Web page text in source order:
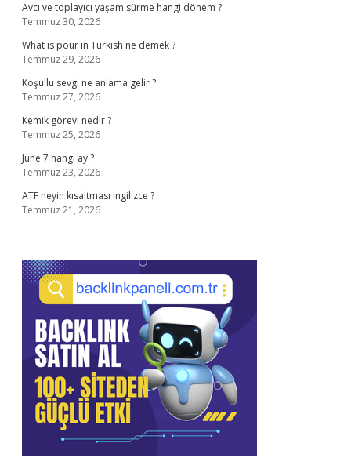
Avcı ve toplayıcı yaşam sürme hangi dönem ?
Temmuz 30, 2026
What is pour in Turkish ne demek ?
Temmuz 29, 2026
Koşullu sevgi ne anlama gelir ?
Temmuz 27, 2026
Kemik görevi nedir ?
Temmuz 25, 2026
June 7 hangi ay ?
Temmuz 23, 2026
ATF neyin kısaltması ingilizce ?
Temmuz 21, 2026